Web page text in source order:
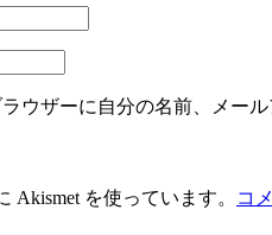
ウザーに自分の名前、メール
Akismet を使っています。 コ